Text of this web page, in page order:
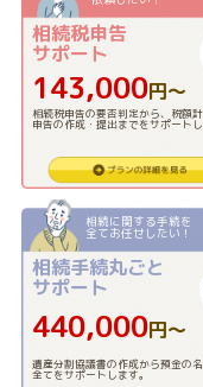
相続税申告
サポート
143,000円〜
相続税申告の要否判定から、税額
申告の作成・提出までをサポートし
相続に関する手続を
全てお任せしたい！
相続手続丸ごと
サポート
440,000円〜
遺産分割協議書の作成から預金の
全てをサポートします。